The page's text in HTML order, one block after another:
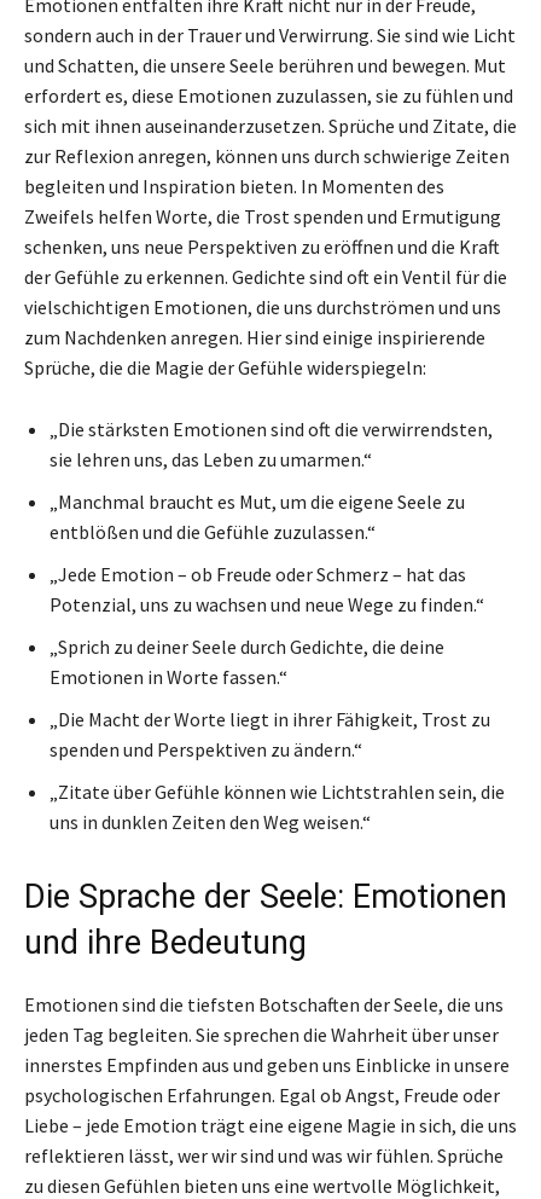
sondern auch in der Trauer und Verwirrung. Sie sind wie Licht
und Schatten, die unsere Seele berühren und bewegen. Mut
erfordert es, diese Emotionen zuzulassen, sie zu fühlen und
sich mit ihnen auseinanderzusetzen. Sprüche und Zitate, die
zur Reflexion anregen, können uns durch schwierige Zeiten
begleiten und Inspiration bieten. In Momenten des
Zweifels helfen Worte, die Trost spenden und Ermutigung
schenken, uns neue Perspektiven zu eröffnen und die Kraft
der Gefühle zu erkennen. Gedichte sind oft ein Ventil für die
vielschichtigen Emotionen, die uns durchströmen und uns
zum Nachdenken anregen. Hier sind einige inspirierende
Sprüche, die die Magie der Gefühle widerspiegeln:
„Die stärksten Emotionen sind oft die verwirrendsten,
sie lehren uns, das Leben zu umarmen.“
„Manchmal braucht es Mut, um die eigene Seele zu
entblößen und die Gefühle zuzulassen.“
„Jede Emotion – ob Freude oder Schmerz – hat das
Potenzial, uns zu wachsen und neue Wege zu finden.“
„Sprich zu deiner Seele durch Gedichte, die deine
Emotionen in Worte fassen.“
„Die Macht der Worte liegt in ihrer Fähigkeit, Trost zu
spenden und Perspektiven zu ändern.“
„Zitate über Gefühle können wie Lichtstrahlen sein, die
uns in dunklen Zeiten den Weg weisen.“
Die Sprache der Seele: Emotionen
und ihre Bedeutung
Emotionen sind die tiefsten Botschaften der Seele, die uns
jeden Tag begleiten. Sie sprechen die Wahrheit über unser
innerstes Empfinden aus und geben uns Einblicke in unsere
psychologischen Erfahrungen. Egal ob Angst, Freude oder
Liebe – jede Emotion trägt eine eigene Magie in sich, die uns
reflektieren lässt, wer wir sind und was wir fühlen. Sprüche
zu diesen Gefühlen bieten uns eine wertvolle Möglichkeit,